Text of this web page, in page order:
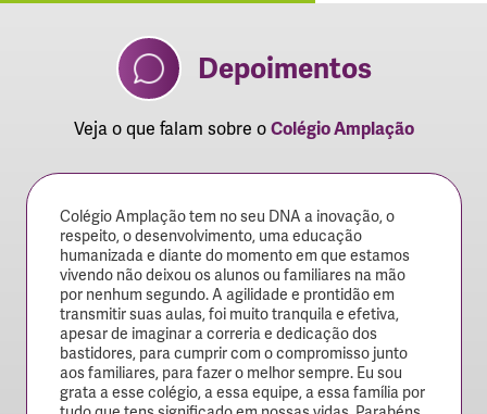
Depoimentos
Veja o que falam sobre o Colégio Amplação
Colégio Amplação tem no seu DNA a inovação, o
respeito, o desenvolvimento, uma educação
humanizada e diante do momento em que estamos
vivendo não deixou os alunos ou familiares na mão
por nenhum segundo. A agilidade e prontidão em
transmitir suas aulas, foi muito tranquila e efetiva,
apesar de imaginar a correria e dedicação dos
bastidores, para cumprir com o compromisso junto
aos familiares, para fazer o melhor sempre. Eu sou
grata a esse colégio, a essa equipe, a essa família por